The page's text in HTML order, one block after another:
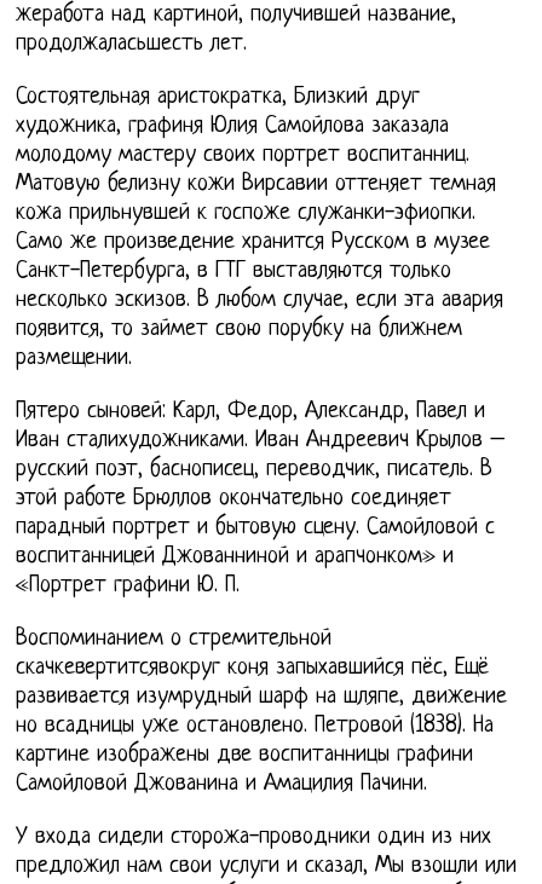
жеработа над картиной, получившей название,
продолжаласьшесть лет.
Состоятельная аристократка, Близкий друг
художника, графиня Юлия Самойлова заказала
молодому мастеру своих портрет воспитанниц.
Матовую белизну кожи Вирсавии оттеняет темная
кожа прильнувшей к госпоже служанки-эфиопки.
Само же произведение хранится Русском в музее
Санкт-Петербурга, в ГТГ выставляются только
несколько эскизов. В любом случае, если эта авария
появится, то займет свою порубку на ближнем
размещении.
Пятеро сыновей: Карл, Федор, Александр, Павел и
Иван сталихудожниками. Иван Андреевич Крылов –
русский поэт, баснописец, переводчик, писатель. В
этой работе Брюллов окончательно соединяет
парадный портрет и бытовую сцену. Самойловой с
воспитанницей Джованниной и арапчонком» и
«Портрет графини Ю. П.
Воспоминанием о стремительной
скачкевертитсявокруг коня запыхавшийся пёс, Ещё
развивается изумрудный шарф на шляпе, движение
но всадницы уже остановлено. Петровой (1838). На
картине изображены две воспитанницы графини
Самойловой Джованина и Амацилия Пачини.
У входа сидели сторожа-проводники один из них
предложил нам свои услуги и сказал, Мы взошли или